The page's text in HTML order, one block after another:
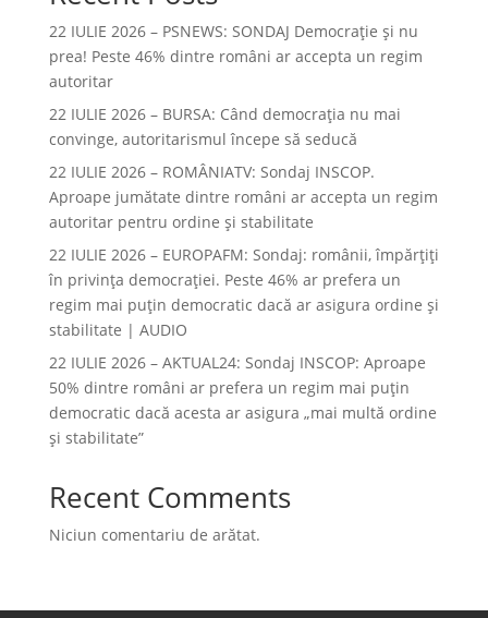
22 IULIE 2026 – PSNEWS: SONDAJ Democrație și nu
prea! Peste 46% dintre români ar accepta un regim
autoritar
22 IULIE 2026 – BURSA: Când democraţia nu mai
convinge, autoritarismul începe să seducă
22 IULIE 2026 – ROMÂNIATV: Sondaj INSCOP.
Aproape jumătate dintre români ar accepta un regim
autoritar pentru ordine și stabilitate
22 IULIE 2026 – EUROPAFM: Sondaj: românii, împărțiți
în privința democrației. Peste 46% ar prefera un
regim mai puțin democratic dacă ar asigura ordine și
stabilitate | AUDIO
22 IULIE 2026 – AKTUAL24: Sondaj INSCOP: Aproape
50% dintre români ar prefera un regim mai puțin
democratic dacă acesta ar asigura „mai multă ordine
și stabilitate”
Recent Comments
Niciun comentariu de arătat.